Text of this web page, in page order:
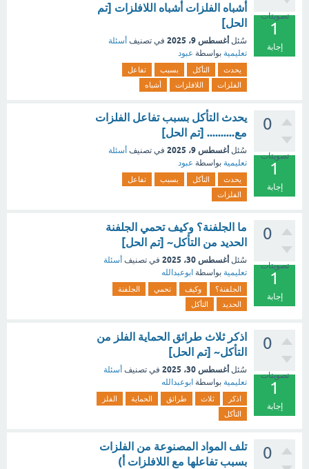
تصويتات
1
إجابة
أشباه الفلزات أشباه اللافلزات [تم
الحل]
سُئل أغسطس 9، 2025 في تصنيف أسئلة
تعليمية بواسطة عبود
يحدث التأكل بسبب
تفاعل
الفلزات
اللافلزات أشباه
0
تصويتات
1
إجابة
يحدث التأكل بسبب تفاعل الفلزات
مع.......... [تم الحل]
سُئل أغسطس 9، 2025 في تصنيف أسئلة
تعليمية بواسطة عبود
يحدث التأكل بسبب
تفاعل
الفلزات
0
تصويتات
1
إجابة
ما الجلفنة؟ وكيف تحمي الجلفنة
الحديد من التأكل~ [تم الحل]
سُئل أغسطس 30، 2025 في تصنيف أسئلة
تعليمية بواسطة ابوعبدالله
الجلفنة؟ وكيف تحمي
الجلفنة
الحديد
التأكل
0
تصويتات
1
إجابة
اذكر ثلاث طرائق الحماية الفلز من
التأكل~ [تم الحل]
سُئل أغسطس 30، 2025 في تصنيف أسئلة
تعليمية بواسطة ابوعبدالله
اذكر ثلاث طرائق الحماية
الفلز
التأكل
0
تلف المواد المصنوعة من الفلزات
بسبب تفاعلها مع اللافلزات أ)